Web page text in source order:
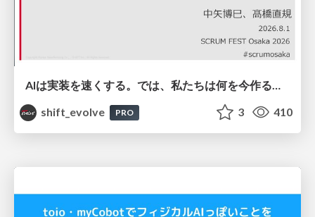
AIは実装を速くする。では、私たちは何を今作るべきか？－立場を越えてリリースに向き合ったチーム開発の実践 / 20260801 Hiromi Nakaya and Naoki Takahashi
shift_evolve
PRO 3 410